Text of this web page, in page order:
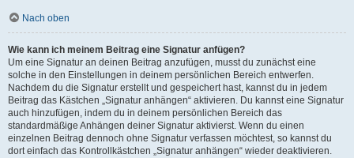
Nach oben
Wie kann ich meinem Beitrag eine Signatur anfügen?
Um eine Signatur an deinen Beitrag anzufügen, musst du zunächst eine
solche in den Einstellungen in deinem persönlichen Bereich entwerfen.
Nachdem du die Signatur erstellt und gespeichert hast, kannst du in jedem
Beitrag das Kästchen „Signatur anhängen“ aktivieren. Du kannst eine Signatur
auch hinzufügen, indem du in deinem persönlichen Bereich das
standardmäßige Anhängen deiner Signatur aktivierst. Wenn du einen
einzelnen Beitrag dennoch ohne Signatur verfassen möchtest, so kannst du
dort einfach das Kontrollkästchen „Signatur anhängen“ wieder deaktivieren.